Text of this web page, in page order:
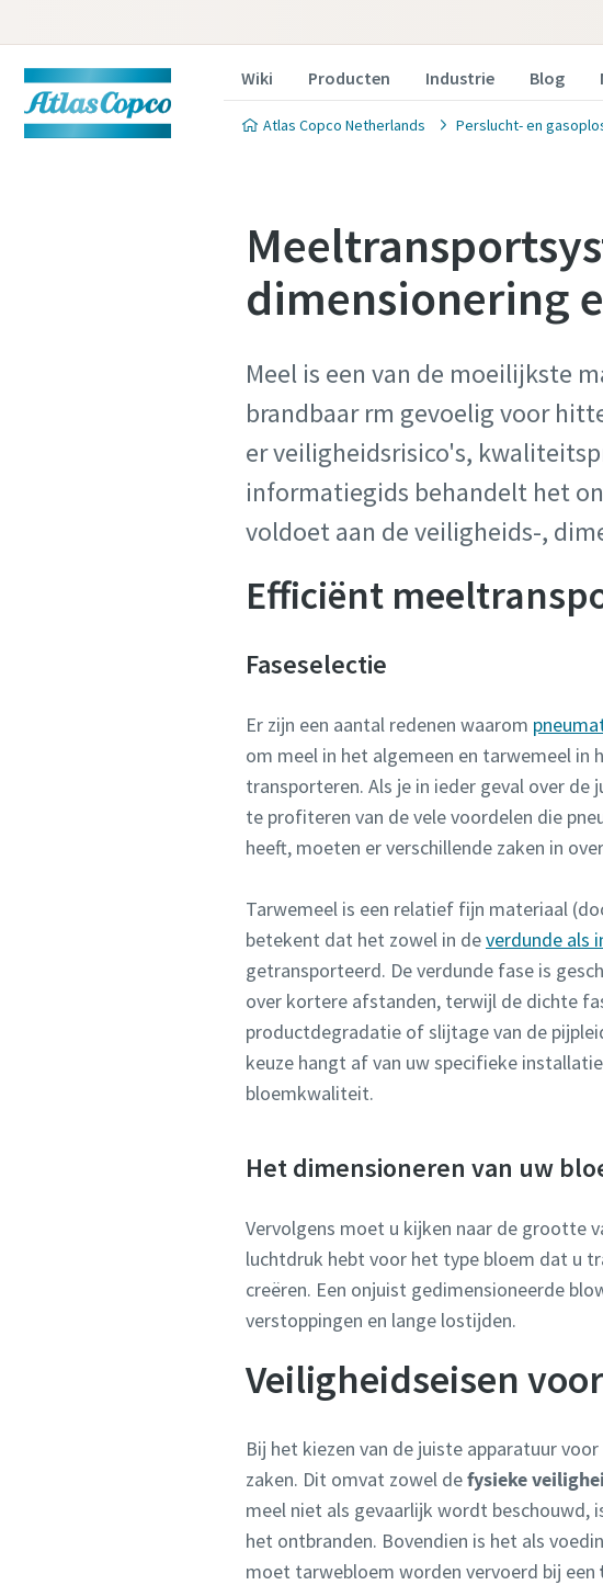
Wiki Producten Industrie Blog
Atlas Copco Netherlands Perslucht- en
dimensionering
Meel is een van de moeilijkste
brandbaar rm gevoelig voor
er veiligheidsrisico's,
informatiegids behandelt het
voldoet aan de veiligheids-,
Efficiënt
Faseselectie
Er zijn een aantal redenen waarom
om meel in het algemeen en tarwemeel in
transporteren. Als je in ieder geval over
te profiteren van de vele voordelen die
heeft, moeten er verschillende zaken in
Tarwemeel is een relatief fijn materiaal
betekent dat het zowel in deverdunde als
getransporteerd. De verdunde fase is
over kortere afstanden, terwijl de dichte
productdegradatie of slijtage van de
keuze hangt af van uw specifieke
bloemkwaliteit.
Het dimensioneren van uw
Vervolgens moet u kijken naar de grootte
luchtdruk hebt voor het type bloem dat u
creëren. Een onjuist gedimensioneerde
verstoppingen en lange lostijden.
Veiligheidseisen
Bij het kiezen van de juiste apparatuur
zaken. Dit omvat zowel defysieke
meel niet als gevaarlijk wordt beschouwd,
het ontbranden. Bovendien is het als
moet tarwebloem worden vervoerd bij een